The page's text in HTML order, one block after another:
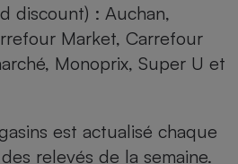
discount) : Auchan,
Market, Carrefour
Monoprix, Super U et
est actualisé chaque
relevés de la semaine.